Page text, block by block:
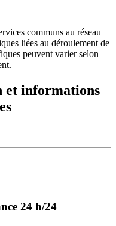
communs au réseau
liées au déroulement de
peuvent varier selon
et informations
24 h/24